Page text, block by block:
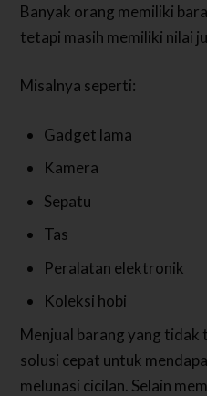
Banyak orang memiliki
tetapi masih memiliki nilai
Misalnya seperti:
Gadget lama
Kamera
Sepatu
Tas
Peralatan elektronik
Koleksi hobi
Menjual barang yang tidak
solusi cepat untuk
melunasi cicilan. Selain